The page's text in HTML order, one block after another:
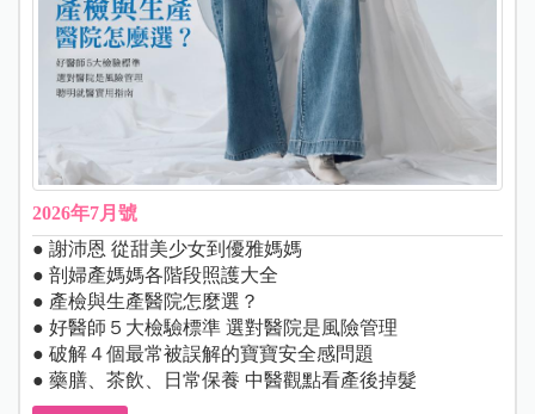
2026年7月號
● 謝沛恩 從甜美少女到優雅媽媽
● 剖婦產媽媽各階段照護大全
● 產檢與生產醫院怎麼選？
● 好醫師５大檢驗標準 選對醫院是風險管理
● 破解４個最常被誤解的寶寶安全感問題
● 藥膳、茶飲、日常保養 中醫觀點看產後掉髮